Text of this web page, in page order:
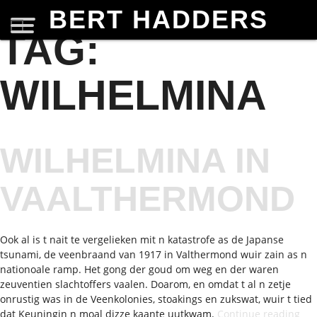
BERT HADDERS
TAG:
WILHELMINA
WILHELMINA IN
VAALTHERMOND
Ook al is t nait te vergelieken mit n katastrofe as de Japanse
tsunami, de veenbraand van 1917 in Valthermond wuir zain as n
nationoale ramp. Het gong der goud om weg en der waren
zeuventien slachtoffers vaalen. Doarom, en omdat t al n zetje
onrustig was in de Veenkolonies, stoakings en zukswat, wuir t tied
dat Keuningin n moal dizze kaante uutkwam. Continue reading